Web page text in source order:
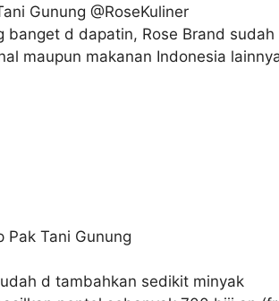
Gunung @RoseKuliner
banget d dapatin, Rose Brand
maupun makanan Indonesia
Pak Tani Gunung
d tambahkan sedikit minyak